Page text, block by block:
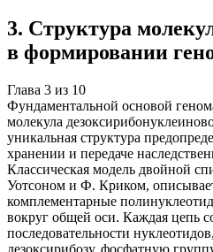
3. Структура
в формировании
Глава 3 из 10
Фундаментальной основой
молекула
уникальная структура
хранении и передаче
Классическая модель двойной
Уотсоном и Ф. Криком,
комплементарные
вокруг общей оси. Каждая цепь
последовательности